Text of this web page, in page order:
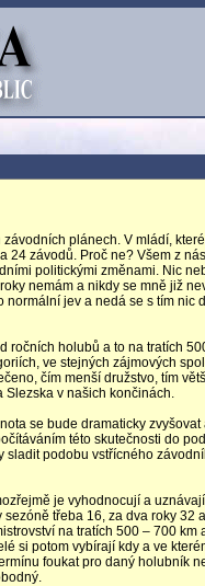
plánech. V mládí,
závodů. Proč ne? Všem z
politickými změnami. Nic
nemám a nikdy se mně již
jev a nedá se s tím nic
holubů a to na tratích
ve stejných zájmových
čím menší družstvo, tím
Slezska v našich končinách.
se bude dramaticky
této skutečnosti do
podobu vstřícného
je vyhodnocují a
třeba 16, za dva roky 32
na tratích 500 – 700 km
si potom vybírají kdy a ve
foukat pro daný holubník